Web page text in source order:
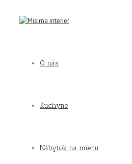
O nás
Kuchyne
Nábytok na mieru